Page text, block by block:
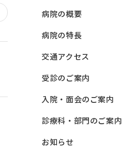
病院の概要
病院の特長
交通アクセス
受診のご案内
入院・面会のご案内
診療科・部門のご案内
お知らせ